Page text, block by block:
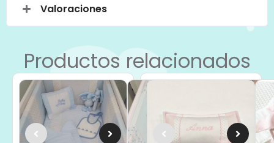
Valoraciones
Productos relacionados